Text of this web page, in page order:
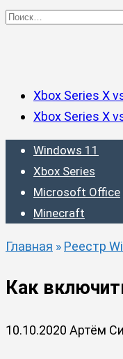
Перейти
Search
Xbox Series X
Xbox Series X
Windows 11
Xbox Series
Microsoft Office
Minecraft
Главная » Реестр
Как
10.10.2020 Артём